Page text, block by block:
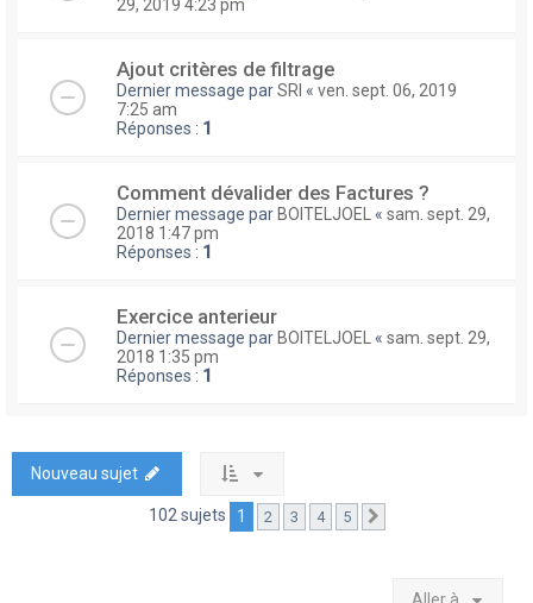
29, 2019 4:23 pm
Ajout critères de filtrage
Dernier message parSRI « ven. sept. 06, 2019
7:25 am
Réponses : 1
Comment dévalider des Factures ?
Dernier message par BOITELJOEL « sam. sept. 29,
2018 1:47 pm
Réponses : 1
Exercice anterieur
Dernier message par BOITELJOEL « sam. sept. 29,
2018 1:35 pm
Réponses : 1
Nouveau sujet
102 sujets 1 2 3 4 5